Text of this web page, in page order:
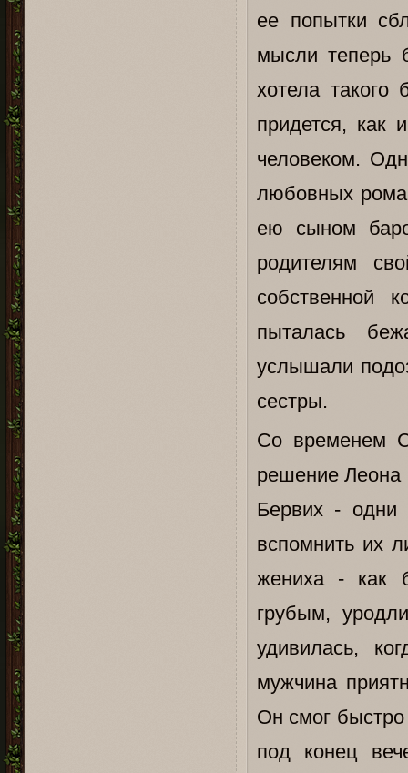
ее попытки
мысли теперь
хотела
придется, как
человеком.
любовных
ею сыном
родителям
собственной
пыталась
услышали
сестры.
Со временем
решение Леона
Бервих - одни
вспомнить их
жениха - как
грубым,
удивилась,
мужчина
Он смог
под конец